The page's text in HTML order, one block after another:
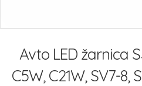
začetek
galerije
Avto LED žarnica
C5W, C21W, SV7-8,